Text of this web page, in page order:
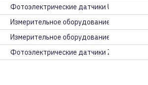
Фотоэлектрические датчики Use
Измерительное оборудование и п
Измерительное оборудование и п
Фотоэлектрические датчики ZX A